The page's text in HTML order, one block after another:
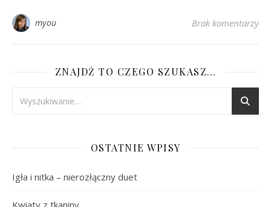
myou Brak komentarzy
ZNAJDŹ TO CZEGO SZUKASZ…
OSTATNIE WPISY
Igła i nitka – nierozłączny duet